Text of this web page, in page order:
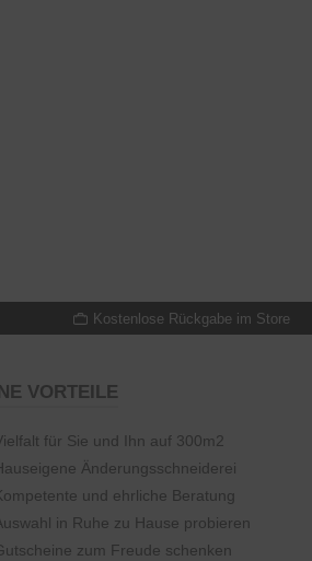
Kostenlose Rückgabe im Store
VORTEILE
für Sie und Ihn auf 300m2
Änderungsschneiderei
und ehrliche Beratung
in Ruhe zu Hause probieren
zum Freude schenken